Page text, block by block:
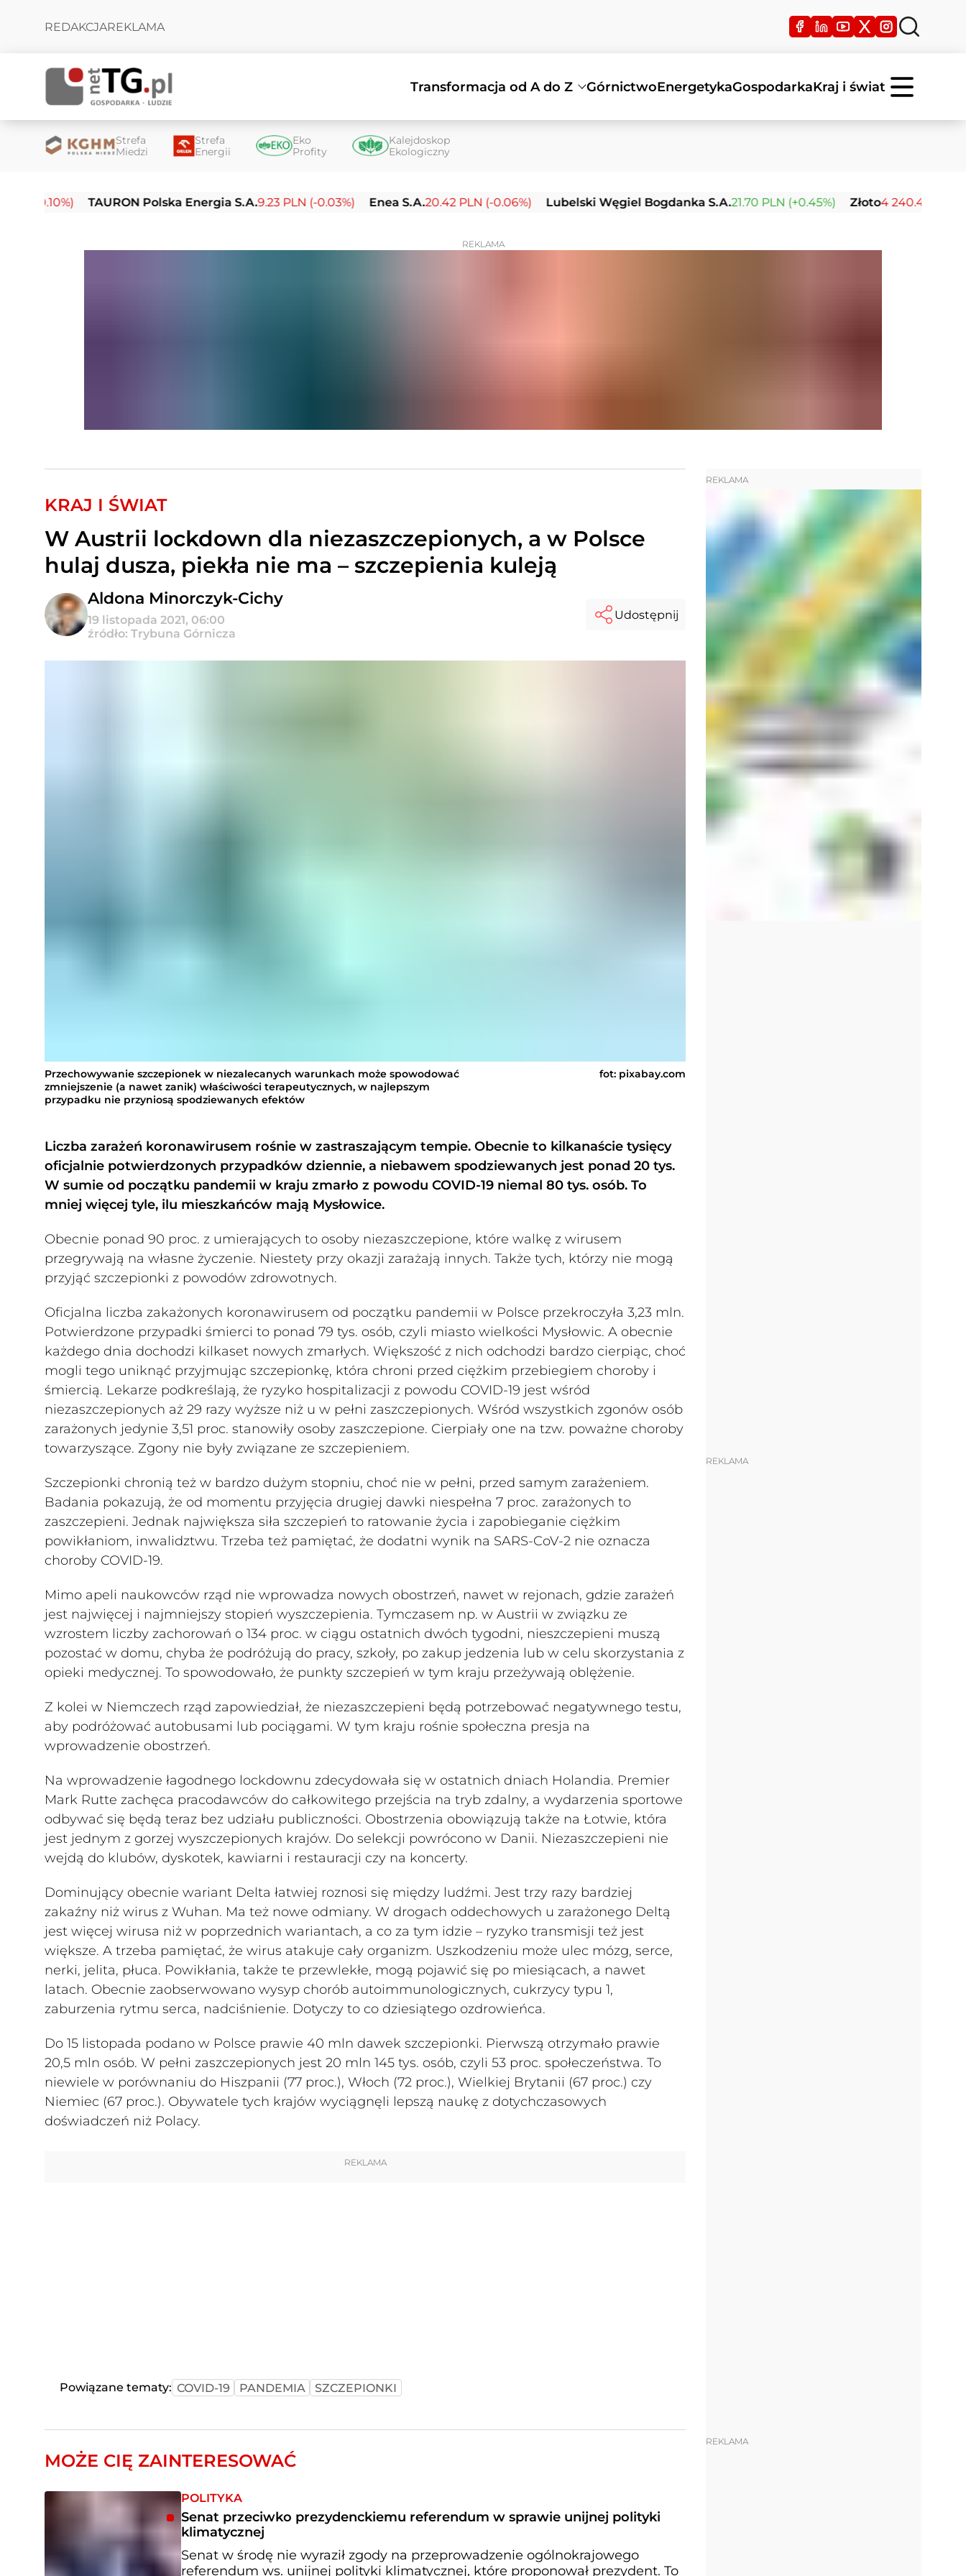
REDAKCJAREKLAMA
Transformacja od A do Z GórnictwoEnergetykaGospodarkaKraj i świat
Strefa
Miedzi
Strefa
Energii
Eko
Profity
Kalejdoskop
Ekologiczny
TAURON Polska Energia S.A.9.23 PLN (-0.03%) Enea S.A.20.42 PLN (-0.06%) Lubelski Węgiel Bogdanka S.A.21.70 PLN (+0.45%) Złoto4 240.43 USD (-0.16%)
REKLAMA
KRAJ I ŚWIAT
W Austrii lockdown dla niezaszczepionych, a w Polsce
hulaj dusza, piekła nie ma – szczepienia kuleją
Aldona Minorczyk-Cichy
19 listopada 2021, 06:00
źródło: Trybuna Górnicza
Udostępnij
Przechowywanie szczepionek w niezalecanych warunkach może spowodować
zmniejszenie (a nawet zanik) właściwości terapeutycznych, w najlepszym
przypadku nie przyniosą spodziewanych efektów
fot: pixabay.com
Liczba zarażeń koronawirusem rośnie w zastraszającym tempie. Obecnie to kilkanaście tysięcy
oficjalnie potwierdzonych przypadków dziennie, a niebawem spodziewanych jest ponad 20 tys.
W sumie od początku pandemii w kraju zmarło z powodu COVID-19 niemal 80 tys. osób. To
mniej więcej tyle, ilu mieszkańców mają Mysłowice.
Obecnie ponad 90 proc. z umierających to osoby niezaszczepione, które walkę z wirusem
przegrywają na własne życzenie. Niestety przy okazji zarażają innych. Także tych, którzy nie mogą
przyjąć szczepionki z powodów zdrowotnych.
Oficjalna liczba zakażonych koronawirusem od początku pandemii w Polsce przekroczyła 3,23 mln.
Potwierdzone przypadki śmierci to ponad 79 tys. osób, czyli miasto wielkości Mysłowic. A obecnie
każdego dnia dochodzi kilkaset nowych zmarłych. Większość z nich odchodzi bardzo cierpiąc, choć
mogli tego uniknąć przyjmując szczepionkę, która chroni przed ciężkim przebiegiem choroby i
śmiercią. Lekarze podkreślają, że ryzyko hospitalizacji z powodu COVID-19 jest wśród
niezaszczepionych aż 29 razy wyższe niż u w pełni zaszczepionych. Wśród wszystkich zgonów osób
zarażonych jedynie 3,51 proc. stanowiły osoby zaszczepione. Cierpiały one na tzw. poważne choroby
towarzyszące. Zgony nie były związane ze szczepieniem.
Szczepionki chronią też w bardzo dużym stopniu, choć nie w pełni, przed samym zarażeniem.
Badania pokazują, że od momentu przyjęcia drugiej dawki niespełna 7 proc. zarażonych to
zaszczepieni. Jednak największa siła szczepień to ratowanie życia i zapobieganie ciężkim
powikłaniom, inwalidztwu. Trzeba też pamiętać, że dodatni wynik na SARS-CoV-2 nie oznacza
choroby COVID-19.
Mimo apeli naukowców rząd nie wprowadza nowych obostrzeń, nawet w rejonach, gdzie zarażeń
jest najwięcej i najmniejszy stopień wyszczepienia. Tymczasem np. w Austrii w związku ze
wzrostem liczby zachorowań o 134 proc. w ciągu ostatnich dwóch tygodni, nieszczepieni muszą
pozostać w domu, chyba że podróżują do pracy, szkoły, po zakup jedzenia lub w celu skorzystania z
opieki medycznej. To spowodowało, że punkty szczepień w tym kraju przeżywają oblężenie.
Z kolei w Niemczech rząd zapowiedział, że niezaszczepieni będą potrzebować negatywnego testu,
aby podróżować autobusami lub pociągami. W tym kraju rośnie społeczna presja na
wprowadzenie obostrzeń.
Na wprowadzenie łagodnego lockdownu zdecydowała się w ostatnich dniach Holandia. Premier
Mark Rutte zachęca pracodawców do całkowitego przejścia na tryb zdalny, a wydarzenia sportowe
odbywać się będą teraz bez udziału publiczności. Obostrzenia obowiązują także na Łotwie, która
jest jednym z gorzej wyszczepionych krajów. Do selekcji powrócono w Danii. Niezaszczepieni nie
wejdą do klubów, dyskotek, kawiarni i restauracji czy na koncerty.
Dominujący obecnie wariant Delta łatwiej roznosi się między ludźmi. Jest trzy razy bardziej
zakaźny niż wirus z Wuhan. Ma też nowe odmiany. W drogach oddechowych u zarażonego Deltą
jest więcej wirusa niż w poprzednich wariantach, a co za tym idzie – ryzyko transmisji też jest
większe. A trzeba pamiętać, że wirus atakuje cały organizm. Uszkodzeniu może ulec mózg, serce,
nerki, jelita, płuca. Powikłania, także te przewlekłe, mogą pojawić się po miesiącach, a nawet
latach. Obecnie zaobserwowano wysyp chorób autoimmunologicznych, cukrzycy typu 1,
zaburzenia rytmu serca, nadciśnienie. Dotyczy to co dziesiątego ozdrowieńca.
Do 15 listopada podano w Polsce prawie 40 mln dawek szczepionki. Pierwszą otrzymało prawie
20,5 mln osób. W pełni zaszczepionych jest 20 mln 145 tys. osób, czyli 53 proc. społeczeństwa. To
niewiele w porównaniu do Hiszpanii (77 proc.), Włoch (72 proc.), Wielkiej Brytanii (67 proc.) czy
Niemiec (67 proc.). Obywatele tych krajów wyciągnęli lepszą naukę z dotychczasowych
doświadczeń niż Polacy.
REKLAMA
Powiązane tematy: COVID-19 PANDEMIA SZCZEPIONKI
REKLAMA
REKLAMA
MOŻE CIĘ ZAINTERESOWAĆ
POLITYKA
Senat przeciwko prezydenckiemu referendum w sprawie unijnej polityki
klimatycznej
Senat w środę nie wyraził zgody na przeprowadzenie ogólnokrajowego
referendum ws. unijnej polityki klimatycznej, które proponował prezydent. To
REKLAMA